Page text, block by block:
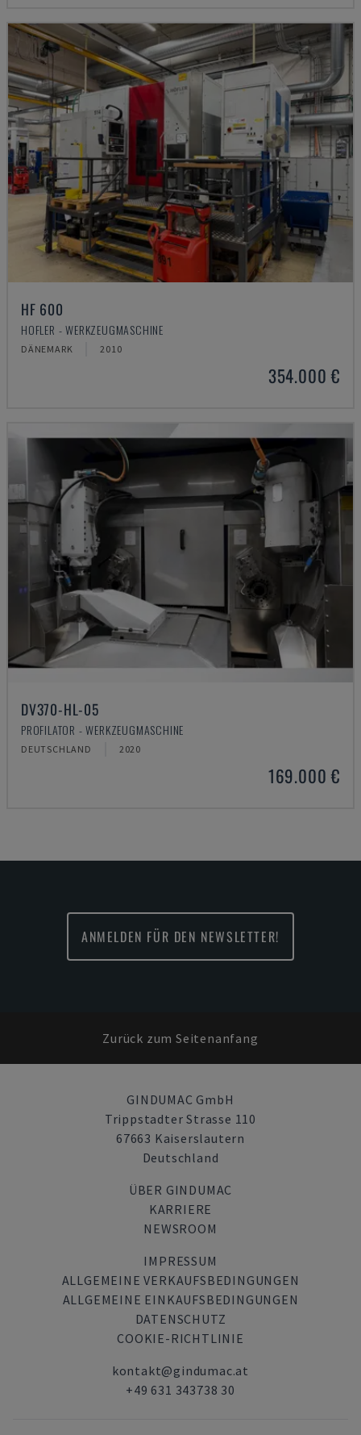
HF 600
HOFLER - WERKZEUGMASCHINE
DÄNEMARK 2010
354.000 €
DV370-HL-05
PROFILATOR - WERKZEUGMASCHINE
DEUTSCHLAND 2020
169.000 €
ANMELDEN FÜR DEN NEWSLETTER!
Zurück zum Seitenanfang
GINDUMAC GmbH
Trippstadter Strasse 110
67663 Kaiserslautern
Deutschland
ÜBER GINDUMAC
KARRIERE
NEWSROOM
IMPRESSUM
ALLGEMEINE VERKAUFSBEDINGUNGEN
ALLGEMEINE EINKAUFSBEDINGUNGEN
DATENSCHUTZ
COOKIE-RICHTLINIE
kontakt@gindumac.at
+49 631 343738 30